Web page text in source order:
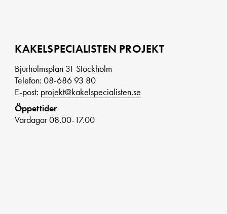
KAKELSPECIALISTEN PROJEKT
Bjurholmsplan 31 Stockholm
Telefon: 08-686 93 80
E-post: projekt@kakelspecialisten.se
Öppettider
Vardagar 08.00-17.00